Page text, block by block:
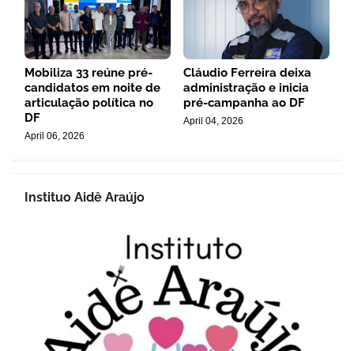
Mobiliza 33 reúne pré-
candidatos em noite de
articulação política no
DF
April 06, 2026
Cláudio Ferreira deixa
administração e inicia
pré-campanha ao DF
April 04, 2026
Instituo Aidê Araújo